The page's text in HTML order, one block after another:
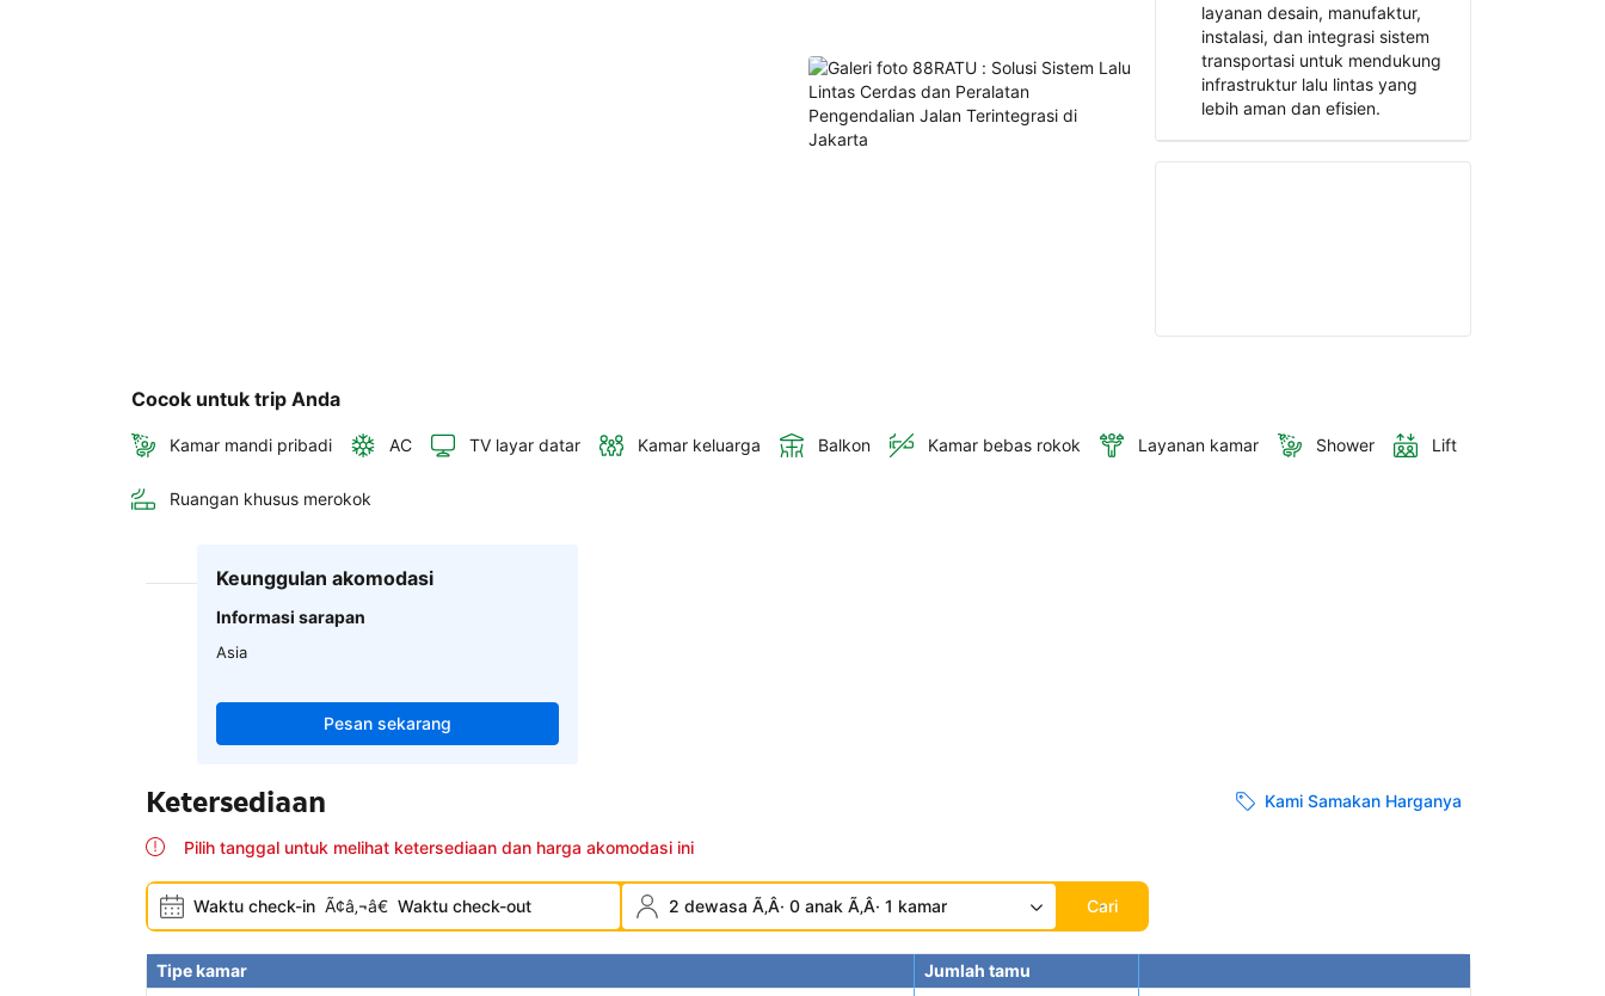
layanan desain, manufaktur,
instalasi, dan integrasi sistem
transportasi untuk mendukung
infrastruktur lalu lintas yang
lebih aman dan efisien.
Cocok untuk trip Anda
Kamar mandi pribadi AC TV layar datar Kamar keluarga Balkon Kamar bebas rokok Layanan kamar Shower Lift
Ruangan khusus merokok
Keunggulan akomodasi
Informasi sarapan
Asia
Pesan sekarang
Ketersediaan Kami Samakan Harganya
Pilih tanggal untuk melihat ketersediaan dan harga akomodasi ini
Waktu check-in Ã¢â‚¬â€ Waktu check-out 2 dewasa Ã‚Â· 0 anak Ã‚Â· 1 kamar Cari
Tipe kamar
Jumlah tamu